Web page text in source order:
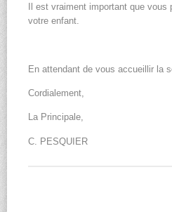
Il est vraiment important que vous
votre enfant.
En attendant de vous accueillir la
Cordialement,
La Principale,
C. PESQUIER